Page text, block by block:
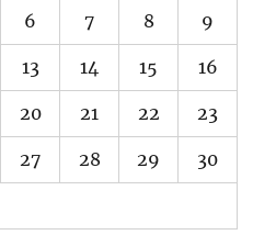
6 7 8 9
13 14 15 16
20 21 22 23
27 28 29 30